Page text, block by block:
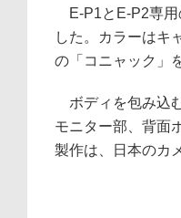
E-P1とE-P2専用
した。カラーはキ
の「コニャック」
ボディを包み込
モニター部、背面
製作は、日本のカ